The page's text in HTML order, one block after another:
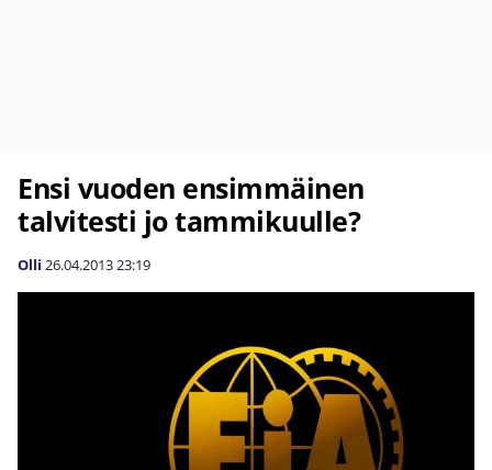
Ensi vuoden ensimmäinen
talvitesti jo tammikuulle?
Olli 26.04.201323:19